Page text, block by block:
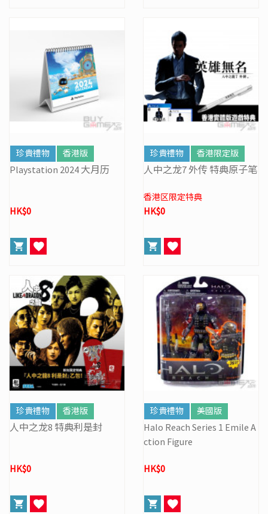
珍貴禮物 香港版
Playstation 2024 大月历
HK$0
珍貴禮物 香港限定版
人中之龙7 外传 特典原子笔
香港区限定特典
HK$0
珍貴禮物 香港版
人中之龙8 特典利是封
HK$0
珍貴禮物 美國版
Halo Reach Series 1 Emile A
ction Figure
HK$0